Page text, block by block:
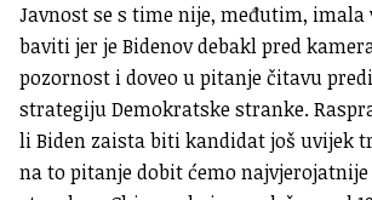
Javnost se s time nije, međutim,
baviti jer je Bidenov debakl pred
pozornost i doveo u pitanje čitavu
strategiju Demokratske stranke.
li Biden zaista biti kandidat još uvijek
na to pitanje dobit ćemo